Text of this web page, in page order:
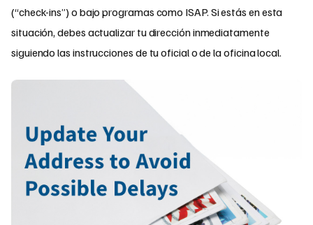
(“check-ins”) o bajo programas como ISAP. Si estás en esta
situación, debes actualizar tu dirección inmediatamente
siguiendo las instrucciones de tu oficial o de la oficina local.